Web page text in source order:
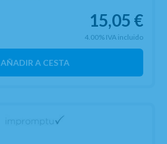
15,05 €
4.00% IVA incluido
AÑADIR A CESTA